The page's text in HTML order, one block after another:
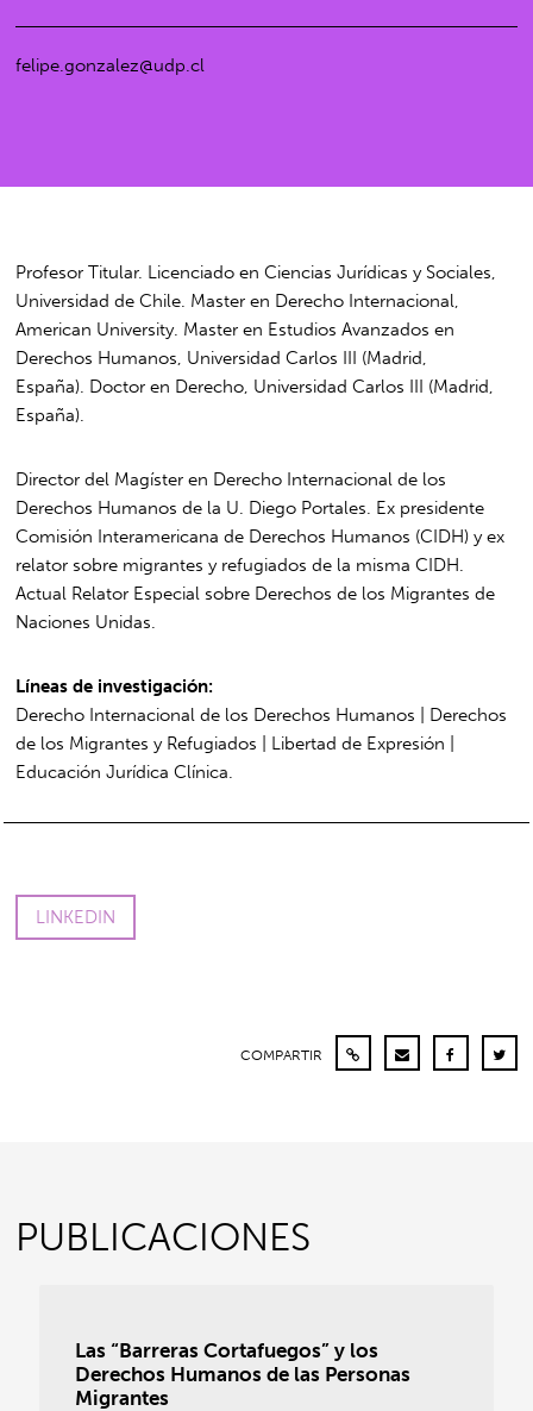
felipe.gonzalez@udp.cl
Profesor Titular. Licenciado en Ciencias Jurídicas y Sociales,
Universidad de Chile. Master en Derecho Internacional,
American University. Master en Estudios Avanzados en
Derechos Humanos, Universidad Carlos III (Madrid,
España). Doctor en Derecho, Universidad Carlos III (Madrid,
España).
Director del Magíster en Derecho Internacional de los
Derechos Humanos de la U. Diego Portales. Ex presidente
Comisión Interamericana de Derechos Humanos (CIDH) y ex
relator sobre migrantes y refugiados de la misma CIDH.
Actual Relator Especial sobre Derechos de los Migrantes de
Naciones Unidas.
Líneas de investigación:
Derecho Internacional de los Derechos Humanos | Derechos
de los Migrantes y Refugiados | Libertad de Expresión |
Educación Jurídica Clínica.
LINKEDIN
COMPARTIR
PUBLICACIONES
Las “Barreras Cortafuegos” y los
Derechos Humanos de las Personas
Migrantes